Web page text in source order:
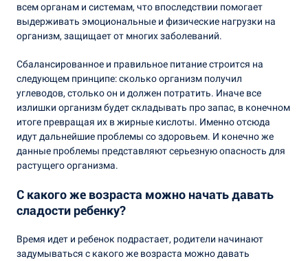
всем органам и системам, что впоследствии помогает
выдерживать эмоциональные и физические нагрузки на
организм, защищает от многих заболеваний.
Сбалансированное и правильное питание строится на
следующем принципе: сколько организм получил
углеводов, столько он и должен потратить. Иначе все
излишки организм будет складывать про запас, в конечном
итоге превращая их в жирные кислоты. Именно отсюда
идут дальнейшие проблемы со здоровьем. И конечно же
данные проблемы представляют серьезную опасность для
растущего организма.
С какого же возраста можно начать давать
сладости ребенку?
Время идет и ребенок подрастает, родители начинают
задумываться с какого же возраста можно давать